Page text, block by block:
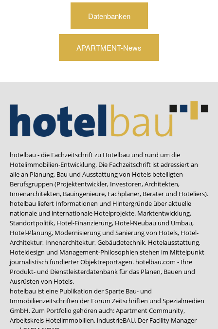
Datenbanken
APARTMENT-News
hotelbau - die Fachzeitschrift zu Hotelbau und rund um die
Hotelimmobilien-Entwicklung. Die Fachzeitschrift ist adressiert an
alle an Planung, Bau und Ausstattung von Hotels beteiligten
Berufsgruppen (Projektentwickler, Investoren, Architekten,
Innenarchitekten, Bauingenieure, Fachplaner, Berater und Hoteliers).
hotelbau liefert Informationen und Hintergründe über aktuelle
nationale und internationale Hotelprojekte. Marktentwicklung,
Standortpolitik, Hotel-Finanzierung, Hotel-Neubau und Umbau,
Hotel-Planung, Modernisierung und Sanierung von Hotels, Hotel-
Architektur, Innenarchitektur, Gebäudetechnik, Hotelausstattung,
Hoteldesign und Management-Philosophien stehen im Mittelpunkt
journalistisch fundierter Objektreportagen. hotelbau.com - Ihre
Produkt- und Dienstleisterdatenbank für das Planen, Bauen und
Ausrüsten von Hotels.
hotelbau ist eine Publikation der Sparte Bau- und
Immobilienzeitschriften der Forum Zeitschriften und Spezialmedien
GmbH. Zum Portfolio gehören auch:Apartment Community,
Arbeitskreis Hotelimmobilien, industrieBAU, Der Facility Manager